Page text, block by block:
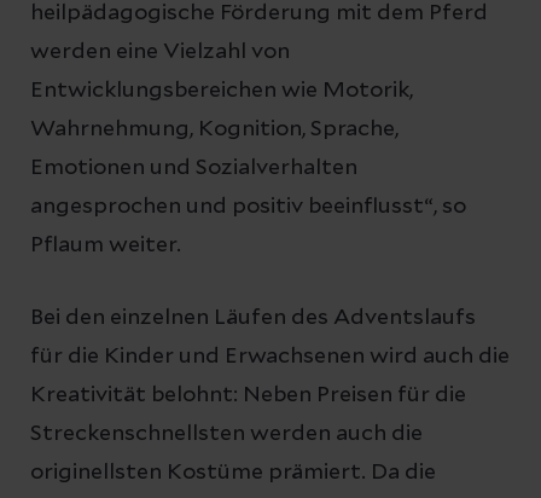
heilpädagogische Förderung mit dem Pferd
werden eine Vielzahl von
Entwicklungsbereichen wie Motorik,
Wahrnehmung, Kognition, Sprache,
Emotionen und Sozialverhalten
angesprochen und positiv beeinflusst“, so
Pflaum weiter.
Bei den einzelnen Läufen des Adventslaufs
für die Kinder und Erwachsenen wird auch die
Kreativität belohnt: Neben Preisen für die
Streckenschnellsten werden auch die
originellsten Kostüme prämiert. Da die